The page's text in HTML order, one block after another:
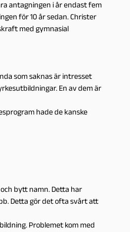
antagningen i år endast fem
för 10 år sedan. Christer
med gymnasial
som saknas är intresset
En av dem är
hade de kanske
bytt namn. Detta har
Detta gör det ofta svårt att
Problemet kom med